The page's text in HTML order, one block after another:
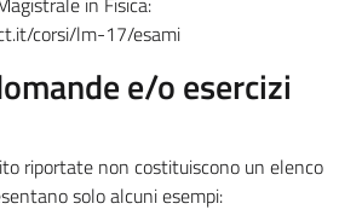
corsi/lm-17/esami
e/o esercizi
riportate non costituiscono un elenco
solo alcuni esempi: